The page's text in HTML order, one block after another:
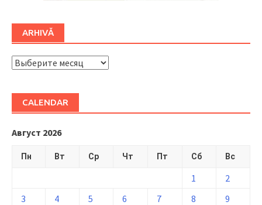
ARHIVĂ
ARHIVĂ
CALENDAR
Август 2026
Пн Вт Ср Чт Пт Сб Вс
1
2
3
4 5 6 7 8
9